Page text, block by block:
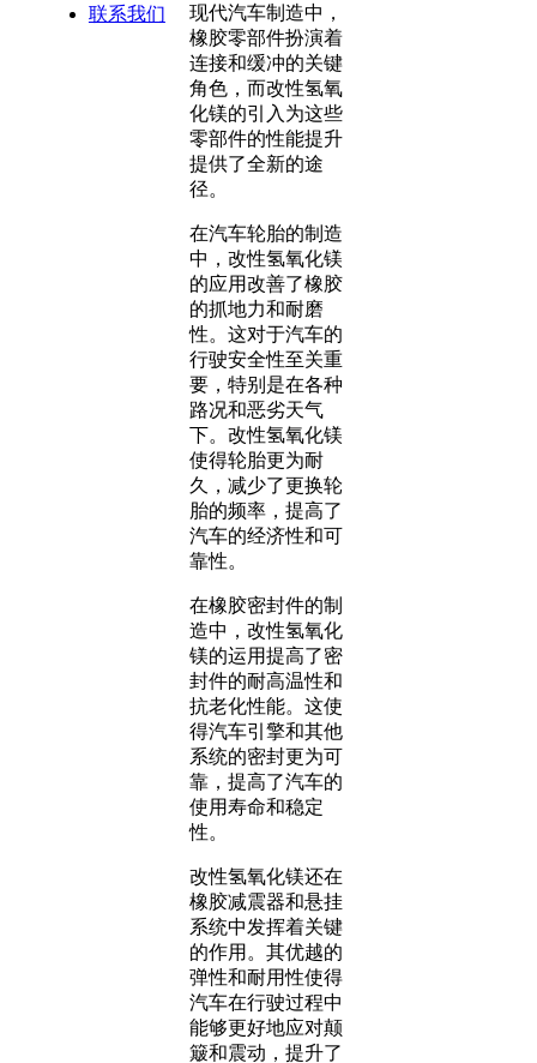
联系我们
现代汽车制造中，
橡胶零部件扮演着
连接和缓冲的关键
角色，而改性氢氧
化镁的引入为这些
零部件的性能提升
提供了全新的途
径。
在汽车轮胎的制造
中，改性氢氧化镁
的应用改善了橡胶
的抓地力和耐磨
性。这对于汽车的
行驶安全性至关重
要，特别是在各种
路况和恶劣天气
下。改性氢氧化镁
使得轮胎更为耐
久，减少了更换轮
胎的频率，提高了
汽车的经济性和可
靠性。
在橡胶密封件的制
造中，改性氢氧化
镁的运用提高了密
封件的耐高温性和
抗老化性能。这使
得汽车引擎和其他
系统的密封更为可
靠，提高了汽车的
使用寿命和稳定
性。
改性氢氧化镁还在
橡胶减震器和悬挂
系统中发挥着关键
的作用。其优越的
弹性和耐用性使得
汽车在行驶过程中
能够更好地应对颠
簸和震动，提升了